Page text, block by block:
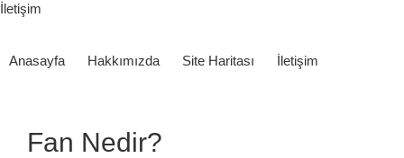
İletişim
Anasayfa Hakkımızda Site Haritası İletişim
Fan Nedir?